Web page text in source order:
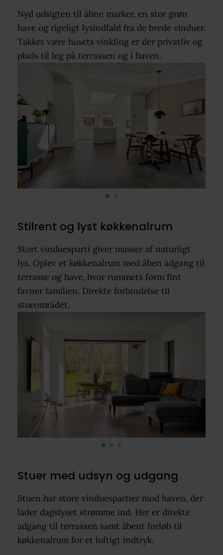
Nyd udsigten til åbne marker, en stor grøn
have og rigeligt lysindfald fra de brede vinduer.
Takket være husets vinkling er der privatliv og
plads til leg på terrassen og i haven.
Stilrent og lyst køkkenalrum
Stort vinduesparti giver masser af naturligt
lys. Oplev et køkkenalrum med åben adgang til
terrasse og have, hvor rummets form fint
favner familien. Direkte forbindelse til
stueområdet.
Stuer med udsyn og udgang
Stuen har store vinduespartier mod haven, der
lader dagslyset strømme ind. Her er direkte
adgang til terrassen samt åbent forløb til
køkkenalrum for et luftigt indtryk.